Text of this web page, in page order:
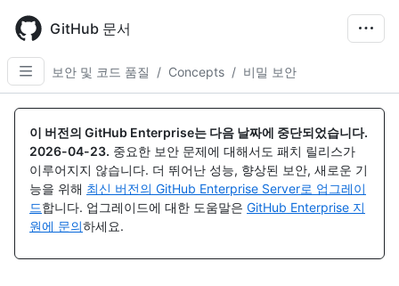
main
content
GitHub 문서
보안 및 코드 품질 / Concepts / 비밀 보안
이 버전의 GitHub Enterprise는 다음 날짜에 중단되었습니다.
2026-04-23. 중요한 보안 문제에 대해서도 패치 릴리스가
이루어지지 않습니다. 더 뛰어난 성능, 향상된 보안, 새로운 기
능을 위해 최신 버전의 GitHub Enterprise Server로 업그레이
드합니다. 업그레이드에 대한 도움말은 GitHub Enterprise 지
원에 문의하세요.